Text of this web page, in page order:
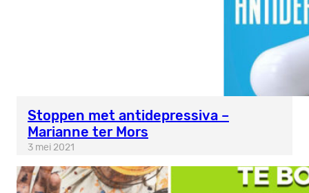
Stoppen met antidepressiva –
Marianne ter Mors
3 mei 2021